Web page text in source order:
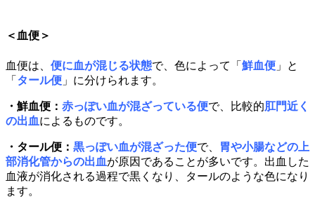
＜血便＞
血便は、 便に血が混じる状態で、色によって「 鮮血便 」と
「 タール便 」に分けられます。
・ 鮮血便 ： 赤っぽい血が混ざっている便で、比較的肛門近く
の出血によるものです。
・ タール便 ： 黒っぽい血が混ざった便で、
胃や小腸などの上
部消化管からの出血が原因であることが多いです。出血した
血液が消化される過程で黒くなり、タールのような色になり
ます。